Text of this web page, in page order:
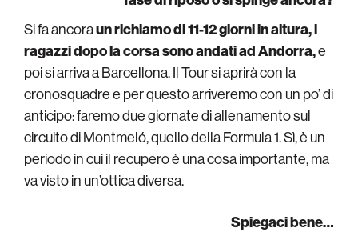
Si fa ancoraun richiamo di 11-12 giorni in altura, i
ragazzi dopo la corsa sono andati ad Andorra,e
poi si arriva a Barcellona. Il Tour si aprirà con la
cronosquadre e per questo arriveremo con un po’ di
anticipo: faremo due giornate di allenamento sul
circuito di Montmeló, quello della Formula 1. Sì, è un
periodo in cui il recupero è una cosa importante, ma
va visto in un’ottica diversa.
Spiegaci bene…